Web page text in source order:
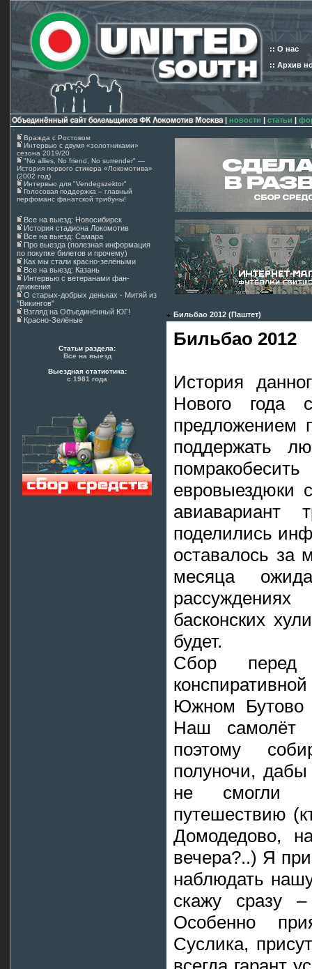
:: О нас
:: Архив
| новости | статьи |
Вражда с Ростовом
Интервью с двумя «золотниками»
сезона 2019/20
"No allies, No friend, No surrender" —
История первого стикера «Локомотива»
(2002 год)
Интервью для "Vendegszektor"
Голосовая поддержка – главный
перфоманс фанатской трибуны!
Все на выезд: Новосибирск
История стадиона Локомотив
Все на выезд: Самара
Про выезда (полезная информация
по покупке билетов и прочему)
Как мы стали красно-зелёными
Все на выезд: Казань
Интервью с ветеранами фан-
движения
О старых-добрых деньках - Митяй из
"Викингов"
Взгляд на Объединённый ЮГ!
Красно-Зелёные
Статьи раздела:
Все на выезд
Выездная статистика:
с 1981 года
Бильбао 2012 (Паштет)
Бильбао 2012
История
Нового года
предложением
поддержать
евровыездюки
авиавариант
поделились
оставалось за
месяца
басконских
будет.
Сбор перед
Южном Бутово
Наш самолёт
поэтому
полуночи, дабы
не смогли
путешествию
Домодедово,
вечера?..) Я
наблюдать
скажу сразу
Особенно
Суслика,